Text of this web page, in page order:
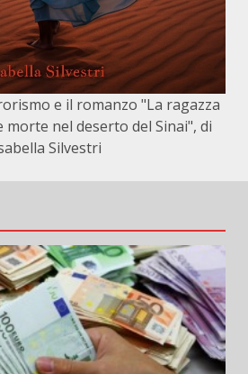
e il romanzo "La ragazza
morte nel deserto del Sinai", di
Silvestri